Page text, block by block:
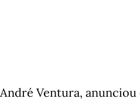
Ventura,